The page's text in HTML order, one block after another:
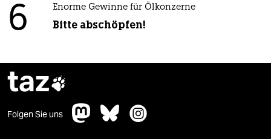
6 Enorme Gewinne für Ölkonzerne
Bitte abschöpfen!
taz
Folgen Sie uns